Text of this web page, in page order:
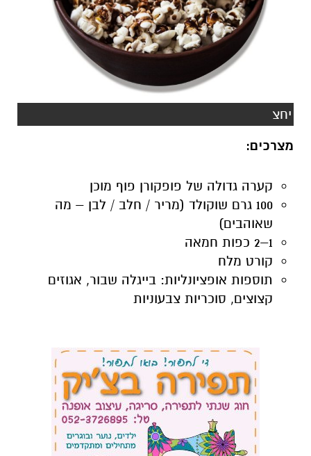
יחצ
מצרכים:
קערה גדולה של פופקורן פוף מוכן
100 גרם שוקולד (מריר / חלב / לבן – מה
שאוהבים)
1–2 כפות חמאה
קורט מלח
תוספות אופציונליות: בייגלה שבור, אגוזים
קצוצים, סוכריות צבעוניות